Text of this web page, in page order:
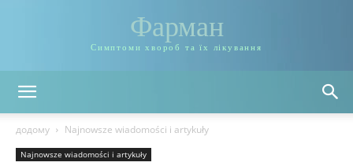
Фарман
Симптоми хвороб та їх лікування
додому Najnowsze wiadomości i artykuły
Najnowsze wiadomości i artykuły